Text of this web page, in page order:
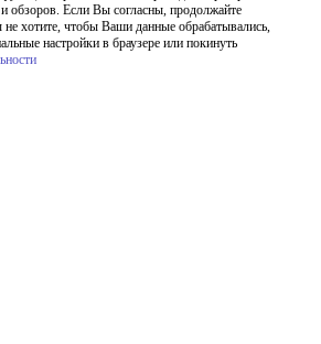
и обзоров. Если Вы согласны, продолжайте
не хотите, чтобы Ваши данные обрабатывались,
настройки в браузере или покинуть